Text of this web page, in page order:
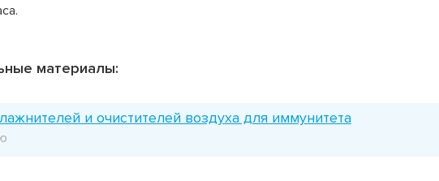
материалы:
и очистителей воздуха для иммунитета